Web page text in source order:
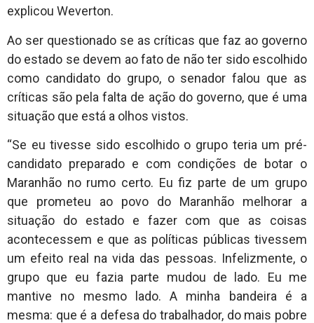
explicou Weverton.
Ao ser questionado se as críticas que faz ao governo
do estado se devem ao fato de não ter sido escolhido
como candidato do grupo, o senador falou que as
críticas são pela falta de ação do governo, que é uma
situação que está a olhos vistos.
“Se eu tivesse sido escolhido o grupo teria um pré-
candidato preparado e com condições de botar o
Maranhão no rumo certo. Eu fiz parte de um grupo
que prometeu ao povo do Maranhão melhorar a
situação do estado e fazer com que as coisas
acontecessem e que as políticas públicas tivessem
um efeito real na vida das pessoas. Infelizmente, o
grupo que eu fazia parte mudou de lado. Eu me
mantive no mesmo lado. A minha bandeira é a
mesma: que é a defesa do trabalhador, do mais pobre